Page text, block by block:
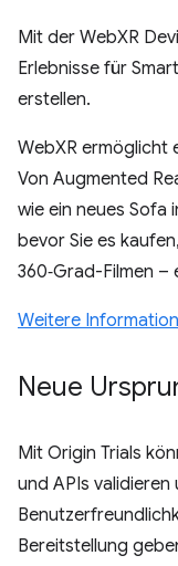
Mit der WebXR
Erlebnisse für
erstellen.
WebXR ermöglicht
Von Augmented
wie ein neues Sofa
bevor Sie es
360‑Grad-Filmen
Weitere
Neue
Mit Origin Trials
und APIs
Bereitstellung